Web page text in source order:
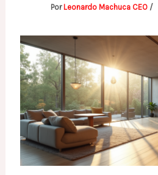
Por Leonardo Machuca CEO /